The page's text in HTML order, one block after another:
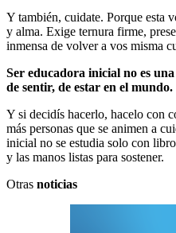
Y también, cuidate. Porque esta
y alma. Exige ternura firme,
inmensa de volver a vos misma
Ser educadora inicial no es
de sentir, de estar en el mundo.
Y si decidís hacerlo, hacelo con
más personas que se animen a
inicial no se estudia solo con
y las manos listas para sostener.
Otras noticias